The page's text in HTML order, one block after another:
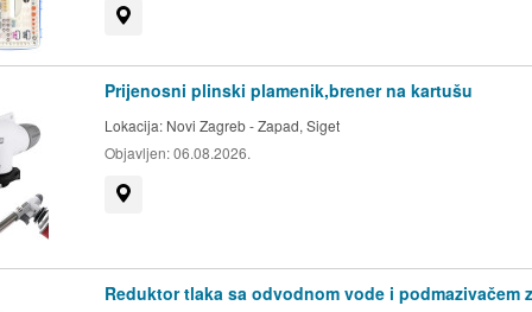
odreknućem od
132. Zakona o
kao s pokretnom
o vlasništvu i drugim
troškova. Korisnik
popravka sukladno
Prijenosni plinski plamenik,brener na kartušu
Lokacija: Novi Zagreb - Zapad, Siget
Objavljen:06.08.2026.
Reduktor tlaka sa odvodnom vode i podmazivačem